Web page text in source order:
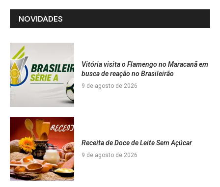
NOVIDADES
Vitória visita o Flamengo no Maracanã em
busca de reação no Brasileirão
9 de agosto de 2026
Receita de Doce de Leite Sem Açúcar
9 de agosto de 2026